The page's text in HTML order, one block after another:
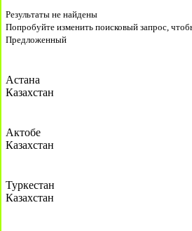
Результаты не найдены
Попробуйте изменить поисковый запрос,
Предложенный
Астана
Казахстан
Актобе
Казахстан
Туркестан
Казахстан